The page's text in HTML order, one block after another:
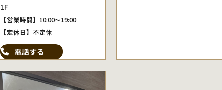
1F
【営業時間】 10:00～19:00
【定休日】 不定休
電話する